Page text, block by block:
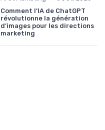
Comment l’IA de ChatGPT
révolutionne la génération
d’images pour les directions
marketing